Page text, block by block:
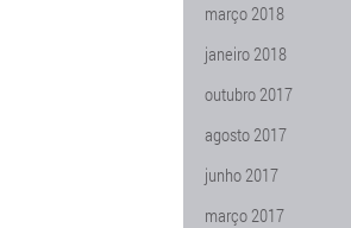
março 2018
janeiro 2018
outubro 2017
agosto 2017
junho 2017
março 2017